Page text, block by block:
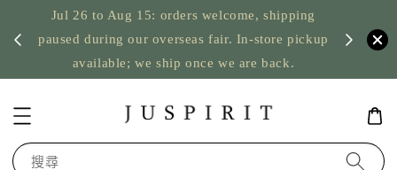
Jul 26 to Aug 15: orders welcome, shipping
paused during our overseas fair. In-store pickup
available; we ship once we are back.
US
搜尋